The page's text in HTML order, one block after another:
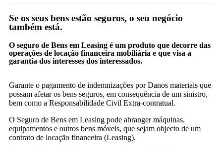
Se os seus bens estão seguros, o seu negócio
também está.
O seguro de Bens em Leasing é um produto que decorre das
operações de locação financeira mobiliária e que visa a
garantia dos interesses dos interessados.
Garante o pagamento de indemnizações por Danos materiais que
possam afetar os bens seguros, em consequência de um sinistro,
bem como a Responsabilidade Civil Extra-contratual.
O Seguro de Bens em Leasing pode abranger máquinas,
equipamentos e outros bens móveis, que sejam objecto de um
contrato de locação financeira (Leasing).